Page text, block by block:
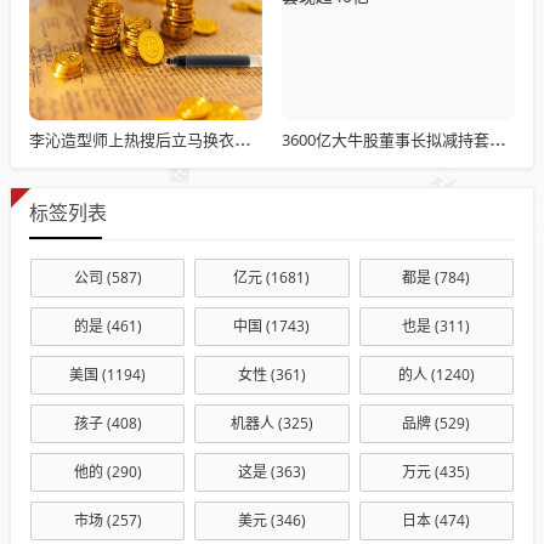
李沁造型师上热搜后立马换衣服了 3600亿大牛股董事长拟减持套现超40亿
标签列表
公司 (587) 亿元(1681) 都是(784)
的是(461) 中国 (1743) 也是(311)
美国 (1194) 女性 (361) 的人(1240)
孩子(408) 机器人(325) 品牌(529)
他的 (290) 这是(363) 万元(435)
市场(257) 美元(346) 日本(474)